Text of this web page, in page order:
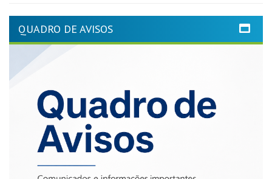
QUADRO DE AVISOS